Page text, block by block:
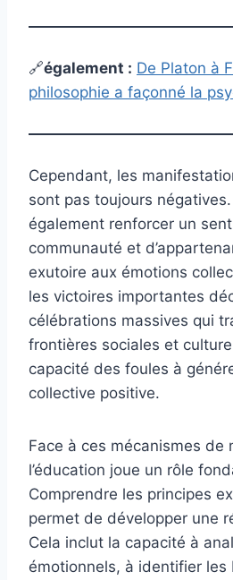
🔗également : De Platon à
philosophie a façonné la
Cependant, les
sont pas toujours
également renforcer un
communauté et
exutoire aux émotions
les victoires importantes
célébrations massives qui
frontières sociales et
capacité des foules à
collective positive.
Face à ces mécanismes de
l’éducation joue un rôle
Comprendre les principes
permet de développer une
Cela inclut la capacité à
émotionnels, à identifier